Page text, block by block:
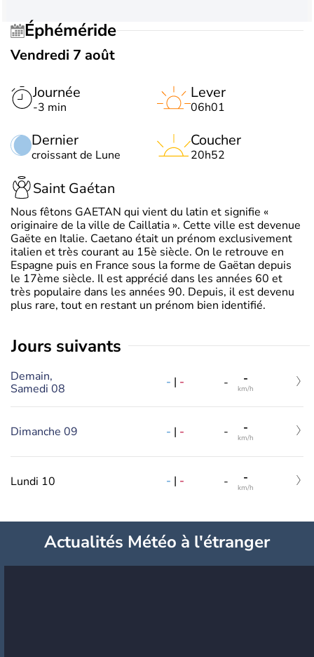
Éphéméride
Vendredi 7 août
Journée
-3 min
Dernier
croissant de Lune
Lever
06h01
Coucher
20h52
Saint Gaétan
Nous fêtons GAETAN qui vient du latin et signifie «
originaire de la ville de Caillatia ». Cette ville est devenue
Gaëte en Italie. Caetano était un prénom exclusivement
italien et très courant au 15è siècle. On le retrouve en
Espagne puis en France sous la forme de Gaëtan depuis
le 17ème siècle. Il est apprécié dans les années 60 et
très populaire dans les années 90. Depuis, il est devenu
plus rare, tout en restant un prénom bien identifié.
jours suivants
Demain,
Samedi 08
- | - - -
km/h
Dimanche 09 - | - - -
km/h
Lundi 10 - | - - -
km/h
Actualités Météo à l'étranger